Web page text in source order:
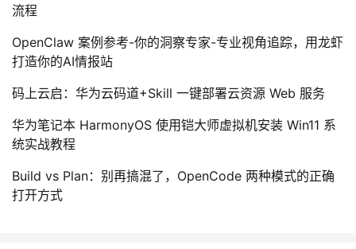
流程
OpenClaw 案例参考-你的洞察专家-专业视角追踪，用龙虾
打造你的AI情报站
码上云启：华为云码道+Skill 一键部署云资源 Web 服务
华为笔记本 HarmonyOS 使用铠大师虚拟机安装 Win11 系
统实战教程
Build vs Plan：别再搞混了，OpenCode 两种模式的正确
打开方式